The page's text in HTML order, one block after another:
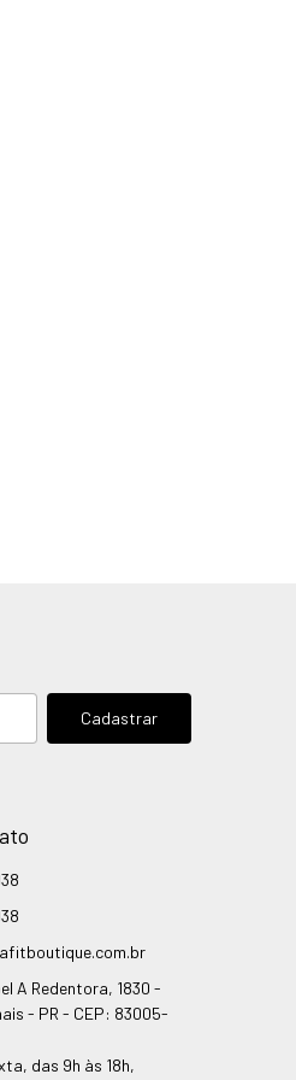
A Redentora, 1830 -
- PR - CEP: 83005-
das 9h às 18h,